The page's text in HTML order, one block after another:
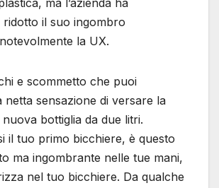
ma l’azienda ha
ridotto il suo ingombro
la UX.
e scommetto che puoi
netta sensazione di versare la
bottiglia da due litri.
il tuo primo bicchiere, è questo
ma ingombrante nelle tue mani,
nel tuo bicchiere. Da qualche